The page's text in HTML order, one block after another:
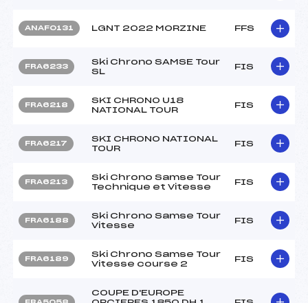
ANAF0131 LGNT 2022 MORZINE FFS
FRA6233
Ski Chrono SAMSE Tour
SL
FIS
FRA6218
SKI CHRONO U18
NATIONAL TOUR
FIS
FRA6217
SKI CHRONO NATIONAL
TOUR
FIS
FRA6213
Ski Chrono Samse Tour
Technique et Vitesse
FIS
FRA6188
Ski Chrono Samse Tour
Vitesse
FIS
FRA6189
Ski Chrono Samse Tour
Vitesse course 2
FIS
COUPE D'EUROPE